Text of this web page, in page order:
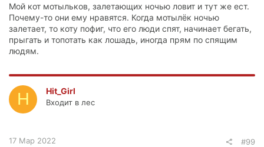
Мой кот мотыльков, залетающих ночью ловит и тут же ест.
Почему-то они ему нравятся. Когда мотылёк ночью
залетает, то коту пофиг, что его люди спят, начинает бегать,
прыгать и топотать как лошадь, иногда прям по спящим
людям.
H Hit_Girl
Входит в лес
17 Мар 2022 #99